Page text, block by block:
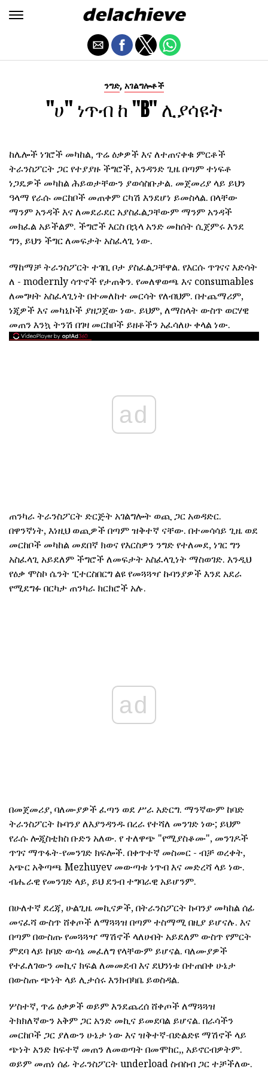
ንግድ, አገልግሎቶች
"ሀ" ነጥብ ከ "B" ሊያሳዩት
ከሌሎች ነገሮች መካከል, ጥሬ ዕቃዎች እና ለተጠናቀቁ ምርቶች
ትራንስፖርት ጋር የተያያዙ ችግሮች, አንዳንድ ጊዜ በጣም ተነፍቶ
ነጋዴዎች መካከል ሕይወታቸውን ያወሳስቡታል. መጀመሪያ ላይ ይህን
ዓላማ የራሱ መርከቦች መጠቀም ርካሽ እንደሆነ ይመስላል. በላቸው
ማንም አንዳች እና ለመደራደር አያስፈልጋቸውም ማንም አንዳች
መክፈል አይችልም. ችግሮች እርስ በኋላ አንድ መከሰት ሲጀምሩ እንደ
ግን, ይህን ችግር ለመፍታት አስፈላጊ ነው.
ማከማቻ ትራንስፖርት ተገቢ ቦታ ያስፈልጋቸዋል. የእርሱ ጥገናና እድሳት
ለ - modernly ሳጥኖች የታጠቅን. የመለዋወጫ እና consumables
ለመግዛት አስፈላጊነት በተመለከተ መርሳት የለብህም. በተጨማሪም,
ነጂዎች እና መካኒኮች ያዘጋጀው ነው. ይህም, ለማስላት ውስጥ ወርሃዊ
መጠን እንኳ ትንሽ በገዛ መርከቦች ይዘቶችን አፈሳለሁ ቀላል ነው.
ad
ጠንካራ ትራንስፖርት ድርጅት አገልግሎት ወጪ ጋር አወዳድር.
በዋንኛነት, እነዚህ ወጪዎች በጣም ዝቅተኛ ናቸው. በተመሳሳይ ጊዜ ወደ
መርከቦች መካከል መደበኛ ክወና የእርስዎን ንግድ የተለመደ, ነገር ግን
አስፈላጊ አይደለም ችግሮች ለመፍታት አስፈላጊነት ማስወገድ. እንዲህ
የዕቃ ሞስኮ ሴንት ፒተርስበርግ ልዩ የመጓጓዣ ኩባንያዎች እንደ አደራ
የሚደግፉ በርካታ ጠንካራ ክርክሮች አሉ.
ad
በመጀመሪያ, ባለሙያዎች ፈጣን ወደ ሥራ አድርግ. ማንኛውም ከባድ
ትራንስፖርት ኩባንያ ለእያንዳንዱ በረራ የተሻለ መንገድ ነው; ይህም
የራሱ ሎጂስቲክስ ቡድን አለው. የ ተለዋጭ "የሚያስቆሙ", መንገዶች
ጥገና ማጥፋት-የመንገድ ክፍሎች. በቀጥተኛ መስመር - ብቻ ወረቀት,
አጭር አቅጣጫ Mezhuyev መውጣቱ ነጥብ እና መድረሻ ላይ ነው.
ብሔራዊ የመንገድ ላይ, ይህ ደንብ ተግባራዊ አይሆንም.
በሁለተኛ ደረጃ, ሁልጊዜ መኪናዎች, በትራንስፖርት ኩባንያ መካከል ሰፊ
መናፈሻ ውስጥ ሸቀጦች ለማጓጓዝ በጣም ተስማሚ በዚያ ይሆናሉ. እና
በጣም በውስጡ የመጓጓዣ ማሽኖች ላለሁበት አይደለም ውስጥ የምርት
ምደባ ላይ ከባድ ውሳኔ መፈለግ የላቸውም ይሆናል. ባለሙያዎች
የተፈለገውን መኪና ክፍል ለመመደብ እና ደህንነቱ በተጠበቀ ሁኔታ
በውስጡ ጭነት ላይ ሊታሰሩ እንክብካቤ ይወስዳል.
ሦስተኛ, ጥሬ ዕቃዎች ወይም እንደጨረሰ ሸቀጦች ለማጓጓዝ
ትክክለኛውን አቅም ጋር አንድ መኪና ይመደባል ይሆናል. በራሳችን
መርከቦች ጋር ያለውን ሁኔታ ነው እና ዝቅተኛ-በድልድዩ ማሽኖች ላይ
ጭነት አንድ ከፍተኛ መጠን ለመወጣት በመሞከር,, አይኖርብዎትም.
ወይም መጠነ ሰፊ ትራንስፖርት underload ስብስብ ጋር ተቻችለው.